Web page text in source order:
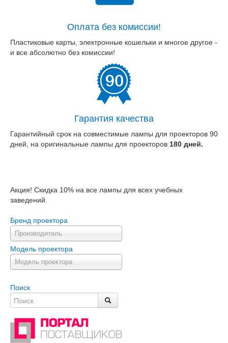
Оплата без комиссии!
Пластиковые карты, электронные кошельки и многое другое -
и все абсолютно без комиссии!
Гарантия качества
Гарантийный срок на совместимые лампы для проекторов 90
дней, на оригинальные лампы для проекторов 180 дней.
Акция! Скидка 10% на все лампы для всех учебных
заведений.
Бренд проектора
Производитель
Модель проектора
Модель проектора
Поиск